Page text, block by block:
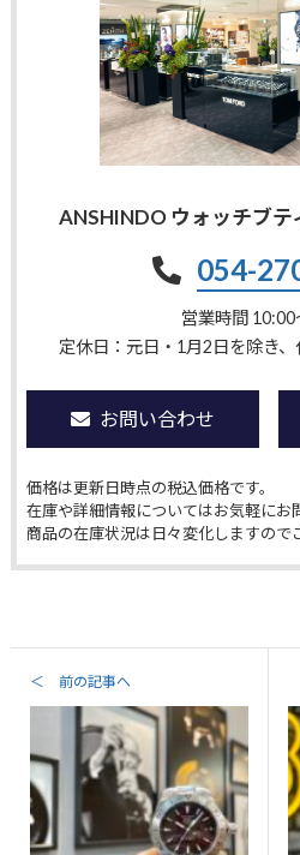
ANSHINDO ウォッチブ
054-
営業時間
定休日：元日・1月2日を除き、
お問い合わせ
価格は更新日時点の税込価格です。
在庫や詳細情報についてはお気軽にお
商品の在庫状況は日々変化しますので
＜ 前の記事へ